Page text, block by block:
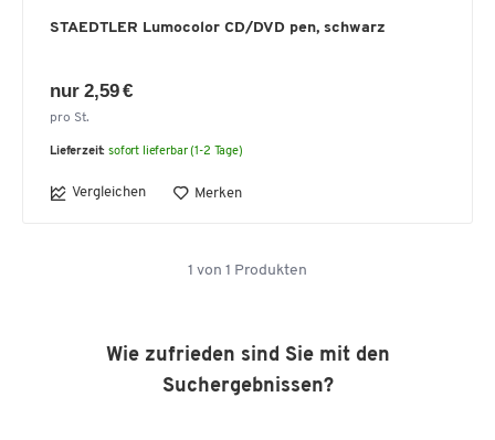
STAEDTLER Lumocolor CD/DVD pen, schwarz
nur 2,59 €
pro St.
Lieferzeit: sofort lieferbar (1-2 Tage)
Vergleichen Merken
1 von 1 Produkten
Wie zufrieden sind Sie mit den
Suchergebnissen?